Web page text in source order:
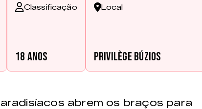
Classificação
18 anos
Local
Privilège Búzios
abrem os braços para